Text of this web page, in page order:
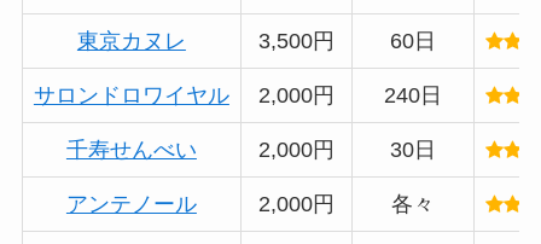
東京カヌレ 3,500円 60日
サロンドロワイヤル 2,000円 240日
千寿せんべい 2,000円 30日
アンテノール 2,000円 各々